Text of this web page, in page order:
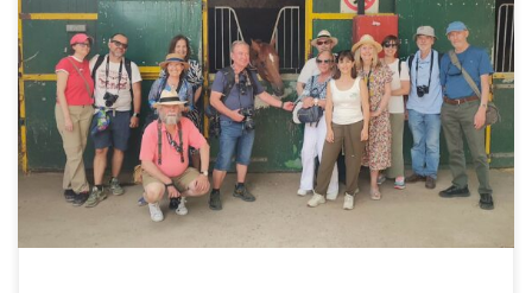
Los pasados días 12 y 13 de junio, la Asociación Fotográfica
Cámara en Mano organizó dos visitas guiadas de entrenamiento al
Hipódromo de la Zarzuela, una actividad gestionada por Hipotour
[…]